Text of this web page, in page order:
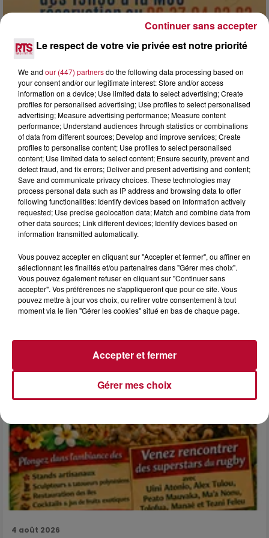
7 août 2026
DINER CONCERT À LA MJC DE MARSEILLAN
6 août 2026
NÎMES : « LE RÊVE DU GLADIATEUR » INVESTIT
LES ARÈNES CES 3...
Après un franc succès l'été dernier, le spectacle « Le Rêve
4 août 2026
Le respect de votre vie privée est notre priorité
We and our (447) partnersdo the following data processing based on
your consent and/or our legitimate interest: Store and/or access
information on a device; Use limited data to select advertising; Create
profiles for personalised advertising; Use profiles to select personalised
advertising; Measure advertising performance; Measure content
performance; Understand audiences through statistics or combinations
of data from different sources; Develop and improve services; Create
profiles to personalise content; Use profiles to select personalised
content; Use limited data to select content; Ensure security, prevent and
detect fraud, and fix errors; Deliver and present advertising and content;
Save and communicate privacy choices. These technologies may
process personal data such as IP address and browsing data to offer
following functionalities: Identify devices based on information actively
requested; Use precise geolocation data; Match and combine data from
other data sources; Link different devices; Identify devices based on
information transmitted automatically.
Vous pouvez accepter en cliquant sur "Accepter et fermer", ou affiner en
sélectionnant les finalités et/ou partenaires dans "Gérer mes choix".
Vous pouvez également refuser en cliquant sur "Continuer sans
accepter". Vos préférences ne s'appliqueront que pour ce site. Vous
pouvez mettre à jour vos choix, ou retirer votre consentement à tout
moment via le lien "Gérer les cookies" situé en bas de chaque page.
Gérer mes choix
Accepter et fermer
Continuer sans accepter